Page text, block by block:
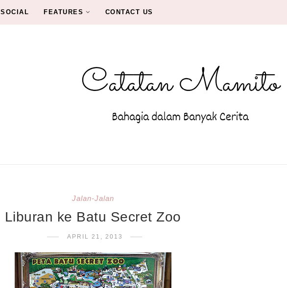
SOCIAL FEATURES CONTACT US
Jalan-Jalan
Liburan ke Batu Secret Zoo
APRIL 21, 2013